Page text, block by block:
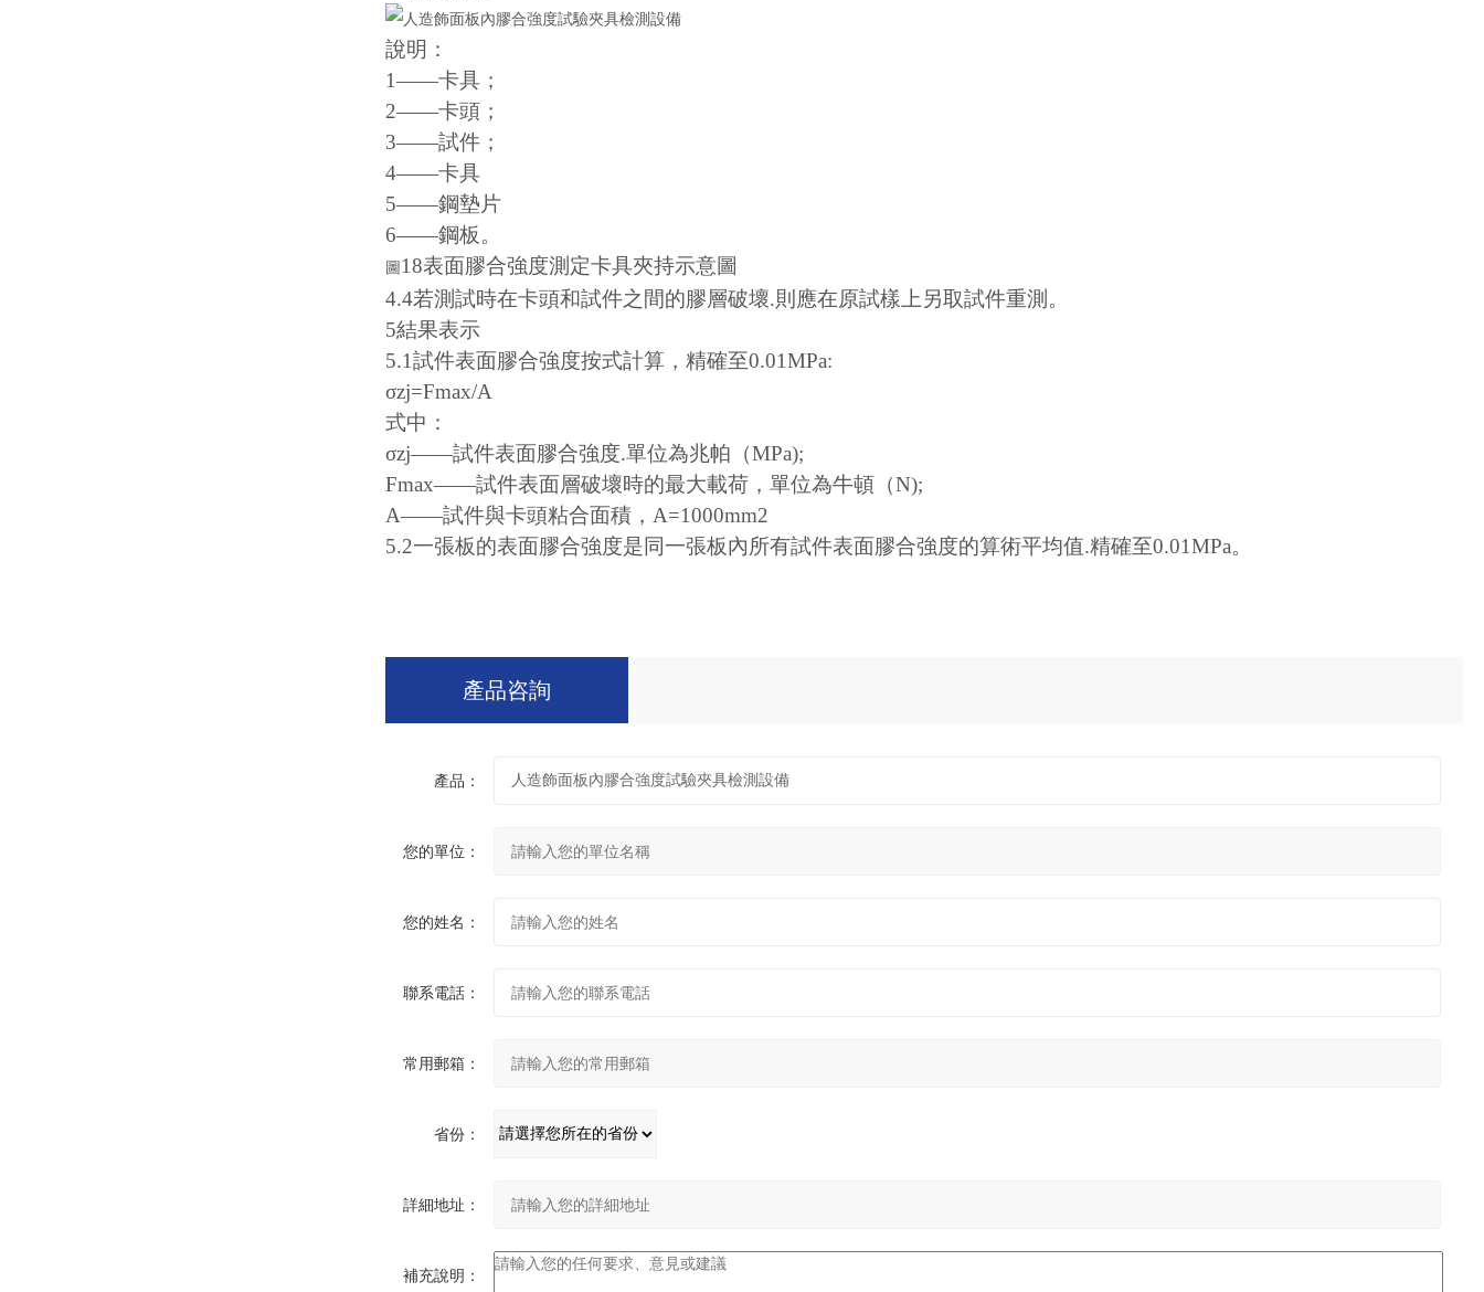
說明：
1——卡具；
2——卡頭；
3——試件；
4——卡具
5——鋼墊片
6——鋼板。
圖 18表面膠合強度測定卡具夾持示意圖
4.4若測試時在卡頭和試件之間的膠層破壞.則應在原試樣上另取試件重測。
5結果表示
5.1試件表面膠合強度按式計算，精確至0.01MPa:
σzj=Fmax/A
式中：
σzj——試件表面膠合強度.單位為兆帕（MPa);
Fmax——試件表面層破壞時的最大載荷，單位為牛頓（N);
A——試件與卡頭粘合面積，A=1000mm2
5.2一張板的表面膠合強度是同一張板內所有試件表面膠合強度的算術平均值.精確至0.01MPa。
產品咨詢
產品：
您的單位：
您的姓名：
聯系電話：
常用郵箱：
省份：
詳細地址：
補充說明：